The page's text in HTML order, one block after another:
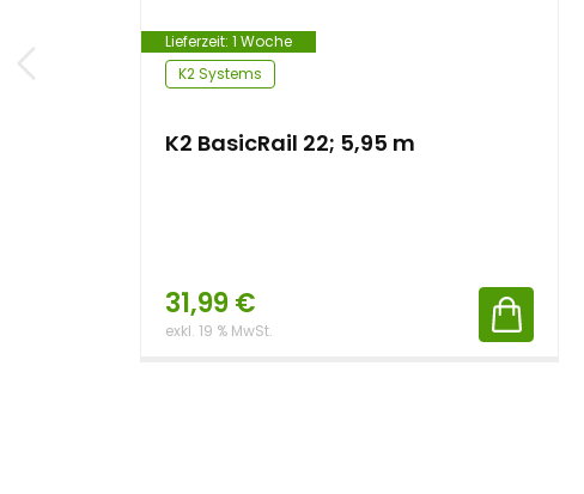
Lieferzeit: 1 Woche
K2 Systems
K2 BasicRail 22; 5,95 m
31,99€
exkl. 19 % MwSt.